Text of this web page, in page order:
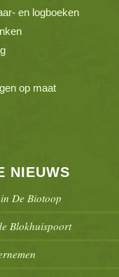
en logboeken
op maat
NIEUWS
De Biotoop
Blokhuispoort